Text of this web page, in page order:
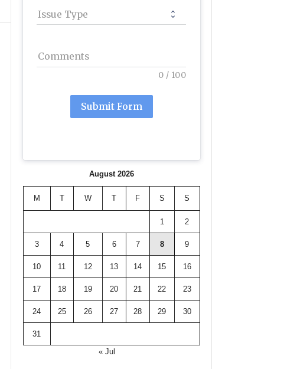
Issue Type
Comments
0 / 100
Submit Form
August 2026
M T W T F S S
1 2
3 4 5 6 7 8 9
10 11 12 13 14 15 16
17 18 19 20 21 22 23
24 25 26 27 28 29 30
31
« Jul